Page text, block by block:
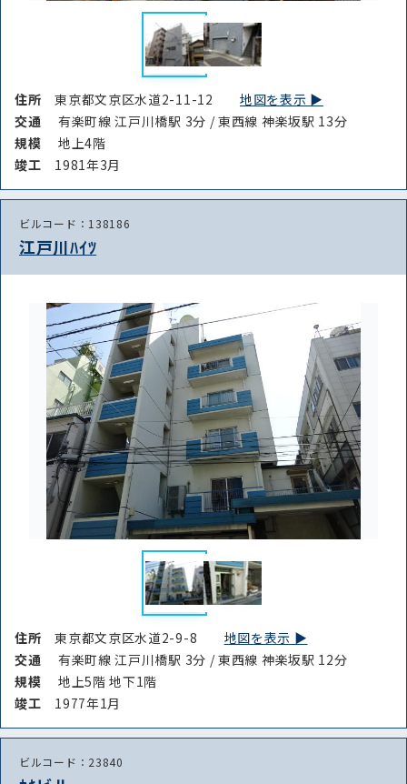
住所東京都文京区水道2-11-12地図を表示 ▶︎
交通
有楽町線 江戸川橋駅 3分 / 東西線 神楽坂駅 13分
規模
地上4階
竣⼯ 1981年3月
ビルコード：138186
江戸川ﾊｲﾂ
住所東京都文京区水道2-9-8 地図を表示 ▶︎
交通
有楽町線 江戸川橋駅 3分 / 東西線 神楽坂駅 12分
規模
地上5階 地下1階
竣⼯ 1977年1月
ビルコード：23840